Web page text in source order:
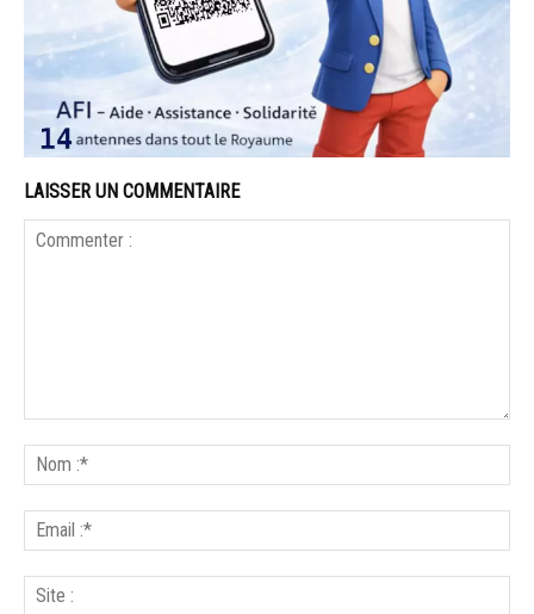
LAISSER UN COMMENTAIRE